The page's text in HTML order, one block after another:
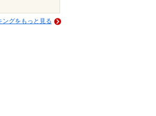
ングをもっと見る